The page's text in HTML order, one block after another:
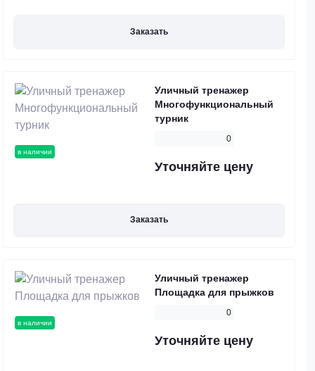
Заказать
в наличии
Уличный тренажер
Многофункциональный
турник
0
Уточняйте цену
Заказать
в наличии
Уличный тренажер
Площадка для прыжков
0
Уточняйте цену